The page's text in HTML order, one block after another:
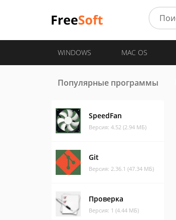
WINDOWS MAC OS
Популярные программы
SpeedFan
Версия: 4.52 (2.94 МБ)
Git
Версия: 2.36.1 (47.34 МБ)
Проверка
Версия: 1 (4.44 МБ)